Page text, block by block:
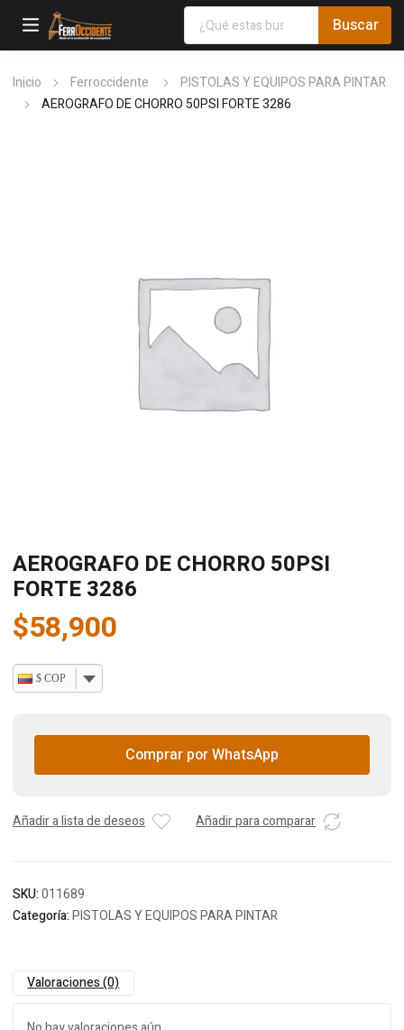
Inicio Ferroccidente
PISTOLAS Y EQUIPOS PARA PINTAR
AEROGRAFO DE CHORRO 50PSI FORTE 3286
AEROGRAFO DE CHORRO 50PSI
FORTE 3286
$58,900
$ COP
Comprar por WhatsApp
Añadir a lista de deseos Añadir para comparar
SKU:011689
Categoría:PISTOLAS Y EQUIPOS PARA PINTAR
Valoraciones (0)